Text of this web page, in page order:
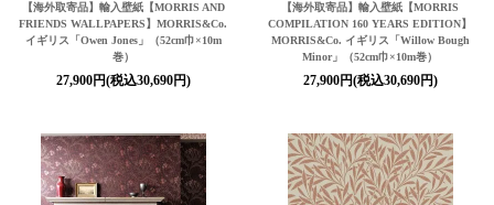
【海外取寄品】輸入壁紙【MORRIS AND
FRIENDS WALLPAPERS】MORRIS&Co.
イギリス「Owen Jones」（52cm巾×10m
巻）
27,900円(税込30,690円)
【海外取寄品】輸入壁紙【MORRIS
COMPILATION 160 YEARS EDITION】
MORRIS&Co. イギリス「Willow Bough
Minor」（52cm巾×10m巻）
27,900円(税込30,690円)